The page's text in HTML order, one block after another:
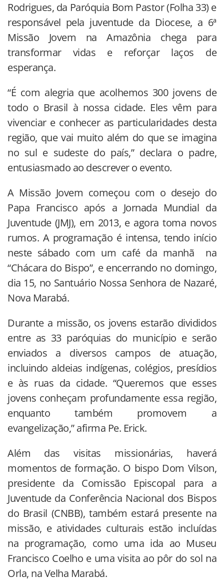
Rodrigues, da Paróquia Bom Pastor (Folha 33) e
responsável pela juventude da Diocese, a 6ª
Missão Jovem na Amazônia chega para
transformar vidas e reforçar laços de
esperança.
“É com alegria que acolhemos 300 jovens de
todo o Brasil à nossa cidade. Eles vêm para
vivenciar e conhecer as particularidades desta
região, que vai muito além do que se imagina
no sul e sudeste do país,” declara o padre,
entusiasmado ao descrever o evento.
A Missão Jovem começou com o desejo do
Papa Francisco após a Jornada Mundial da
Juventude (JMJ), em 2013, e agora toma novos
rumos. A programação é intensa, tendo início
neste sábado com um café da manhã na
“Chácara do Bispo”, e encerrando no domingo,
dia 15, no Santuário Nossa Senhora de Nazaré,
Nova Marabá.
Durante a missão, os jovens estarão divididos
entre as 33 paróquias do município e serão
enviados a diversos campos de atuação,
incluindo aldeias indígenas, colégios, presídios
e às ruas da cidade. “Queremos que esses
jovens conheçam profundamente essa região,
enquanto também promovem a
evangelização,” afirma Pe. Erick.
Além das visitas missionárias, haverá
momentos de formação. O bispo Dom Vilson,
presidente da Comissão Episcopal para a
Juventude da Conferência Nacional dos Bispos
do Brasil (CNBB), também estará presente na
missão, e atividades culturais estão incluídas
na programação, como uma ida ao Museu
Francisco Coelho e uma visita ao pôr do sol na
Orla, na Velha Marabá.